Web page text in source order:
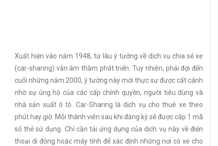
Xuất hiện vào năm 1948, từ lâu ý tưởng về dịch vụ chia sẻ xe
(car-sharing) vẫn âm thầm phát triển. Tuy nhiên, phải đợi đến
cuối những năm 2000, ý tưởng này mới thực sự được cất cánh
nhờ sự ủng hộ của các cấp chính quyền, người tiêu dùng và
nhà sản xuất ô tô. Car-Sharing là dịch vụ cho thuê xe theo
phút hay giờ. Mỗi thành viên sau khi đăng ký sẽ được cấp 1 mã
số thẻ sử dụng. Chỉ cần tải ứng dụng của dịch vụ này về điện
thoại di động hoặc máy tính để xác định những nơi có xe cho